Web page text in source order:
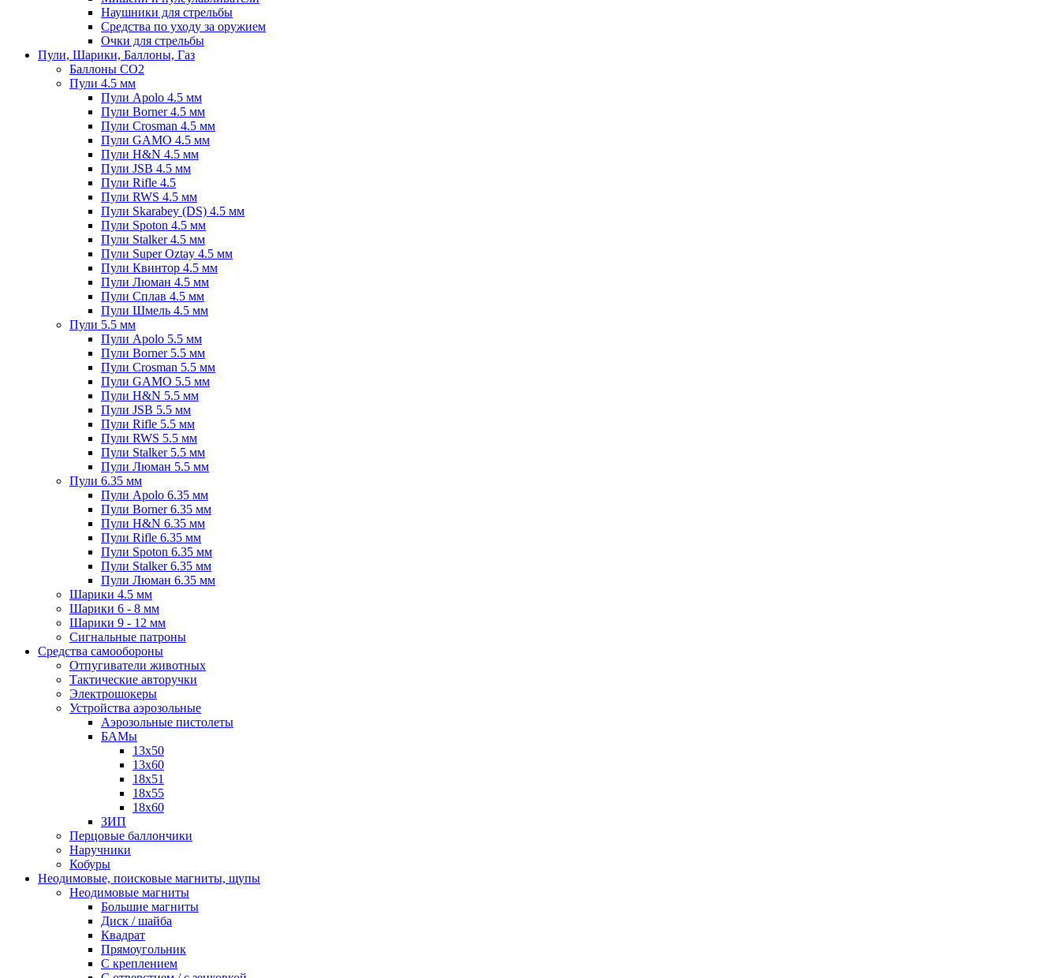
Наушники для стрельбы
Средства по уходу за оружием
Очки для стрельбы
Пули, Шарики, Баллоны, Газ
Баллоны CO2
Пули 4.5 мм
Пули Apolo 4.5 мм
Пули Borner 4.5 мм
Пули Crosman 4.5 мм
Пули GAMO 4.5 мм
Пули H&N 4.5 мм
Пули JSB 4.5 мм
Пули Rifle 4.5
Пули RWS 4.5 мм
Пули Skarabey (DS) 4.5 мм
Пули Spoton 4.5 мм
Пули Stalker 4.5 мм
Пули Super Oztay 4.5 мм
Пули Квинтор 4.5 мм
Пули Люман 4.5 мм
Пули Сплав 4.5 мм
Пули Шмель 4.5 мм
Пули 5.5 мм
Пули Apolo 5.5 мм
Пули Borner 5.5 мм
Пули Crosman 5.5 мм
Пули GAMO 5.5 мм
Пули H&N 5.5 мм
Пули JSB 5.5 мм
Пули Rifle 5.5 мм
Пули RWS 5.5 мм
Пули Stalker 5.5 мм
Пули Люман 5.5 мм
Пули 6.35 мм
Пули Apolo 6.35 мм
Пули Borner 6.35 мм
Пули H&N 6.35 мм
Пули Rifle 6.35 мм
Пули Spoton 6.35 мм
Пули Stalker 6.35 мм
Пули Люман 6.35 мм
Шарики 4.5 мм
Шарики 6 - 8 мм
Шарики 9 - 12 мм
Сигнальные патроны
Средства самообороны
Отпугиватели животных
Тактические авторучки
Электрошокеры
Устройства аэрозольные
Аэрозольные пистолеты
БАМы
13х50
13х60
18х51
18х55
18х60
ЗИП
Перцовые баллончики
Наручники
Кобуры
Неодимовые, поисковые магниты, щупы
Неодимовые магниты
Большие магниты
Диск / шайба
Квадрат
Прямоугольник
С креплением